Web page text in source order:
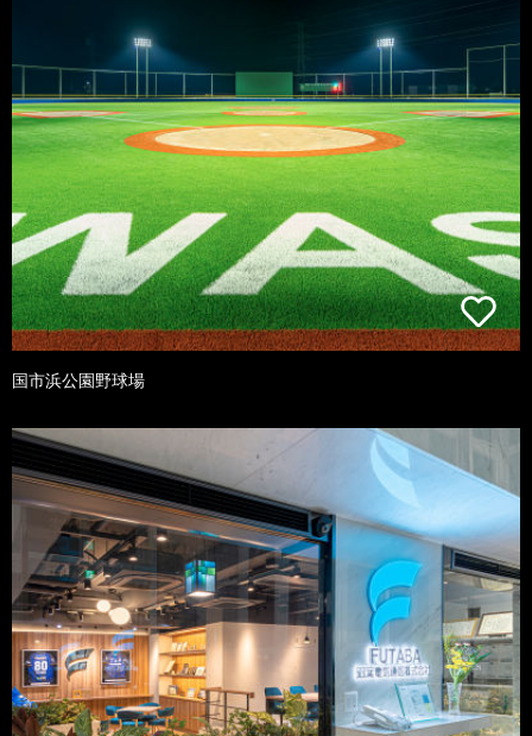
国市浜公園野球場